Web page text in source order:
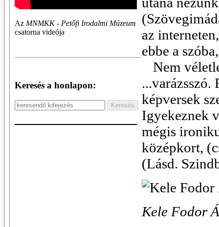
Az MNMKK - Petőfi Irodalmi Múzeum
csatorna videója
Keresés a honlapon:
az
ebbe a
Nem
képversek
Igyekeznek
mégis
középkort,
(Lásd.
Kele Fodor